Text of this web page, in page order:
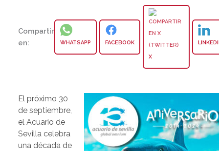
Compartir
en:
WHATSAPP FACEBOOK
X
El próximo 30
de septiembre,
el Acuario de
Sevilla celebra
una década de